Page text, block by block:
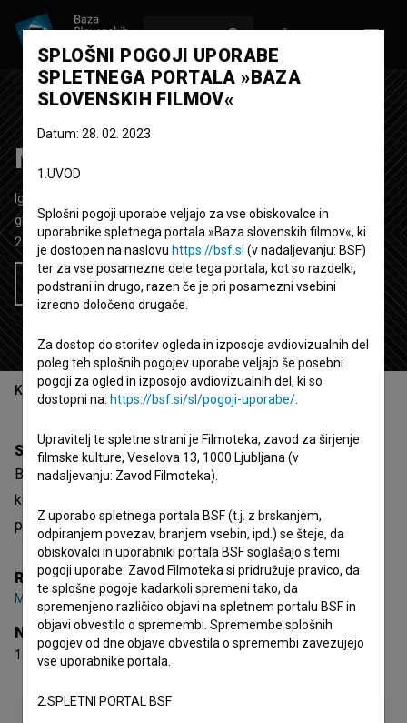
Mrfy ~ Bby
Igrani video spot
glasbeni
2019
Slovenija
Želim si ogledati ta film
Kazalo
Sinopsis
Bby je slovenski igrani video spot. Žanrsko je opredeljen
kot glasbeni. Režiser je
produkcijiWarehouse Collective. Prejel je 1 nagrado.
Režija
Matevž Jerman
Nagrade
1 nagrada
SPLOŠNI POGOJI UPORABE
SPLETNEGA PORTALA »BAZA
SLOVENSKIH FILMOV«
Datum: 28. 02. 2023
1.UVOD
Splošni pogoji uporabe veljajo za vse obiskovalce in
uporabnike spletnega portala »Baza slovenskih filmov«, ki
je dostopen na naslovu https://bsf.si (v nadaljevanju: BSF)
ter za vse posamezne dele tega portala, kot so razdelki,
podstrani in drugo, razen če je pri posamezni vsebini
izrecno določeno drugače.
Za dostop do storitev ogleda in izposoje avdiovizualnih del
poleg teh splošnih pogojev uporabe veljajo še posebni
pogoji za ogled in izposojo avdiovizualnih del, ki so
dostopni na: https://bsf.si/sl/pogoji-uporabe/
Upravitelj te spletne strani je Filmoteka, zavod za širjenje
filmske kulture, Veselova 13, 1000 Ljubljana (v
nadaljevanju: Zavod Filmoteka).
Z uporabo spletnega portala BSF (t.j. z brskanjem,
odpiranjem povezav, branjem vsebin, ipd.) se šteje, da
obiskovalci in uporabniki portala BSF soglašajo s temi
pogoji uporabe. Zavod Filmoteka si pridružuje pravico, da
te splošne pogoje kadarkoli spremeni tako, da
spremenjeno različico objavi na spletnem portalu BSF in
objavi obvestilo o spremembi. Spremembe splošnih
pogojev od dne objave obvestila o spremembi zavezujejo
vse uporabnike portala.
2.SPLETNI PORTAL BSF